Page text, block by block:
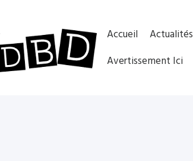
Accueil Actualités
Avertissement Ici